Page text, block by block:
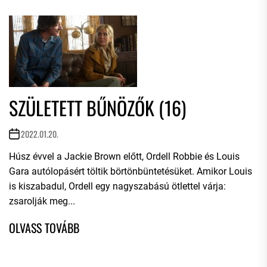
SZÜLETETT BŰNÖZŐK (16)
2022.01.20.
Húsz évvel a Jackie Brown előtt, Ordell Robbie és Louis
Gara autólopásért töltik börtönbüntetésüket. Amikor Louis
is kiszabadul, Ordell egy nagyszabású ötlettel várja:
zsarolják meg...